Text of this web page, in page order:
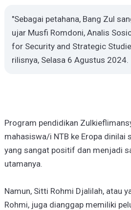
"Sebagai petahana, Bang Zul
ujar Musfi Romdoni, Analis
for Security and Strategic
rilisnya, Selasa 6 Agustus 2024.
Program pendidikan
mahasiswa/i NTB ke Eropa dinilai
yang sangat positif dan menjadi
utamanya.
Namun, Sitti Rohmi Djalilah, atau
Rohmi, juga dianggap memiliki